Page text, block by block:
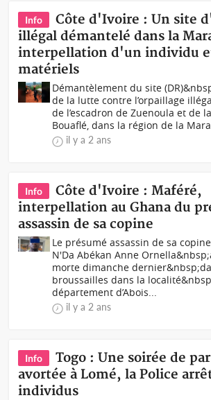
Info
Côte d'Ivoire : Un site
illégal démantelé dans la
interpellation d'un individu
matériels
Démantèlement du site
de la lutte contre l’orpaillage
de l’escadron de Zuenoula et de
Bouaflé, dans la région de la
il y a 2 ans
Info
Côte d'Ivoire : Maféré,
interpellation au Ghana du
assassin de sa copine
Le présumé assassin de sa
N'Da Abékan Anne
morte dimanche
broussailles dans la
département d’Abois...
il y a 2 ans
Info
Togo : Une soirée de
avortée à Lomé, la Police
individus